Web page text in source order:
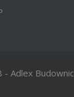
Adlex